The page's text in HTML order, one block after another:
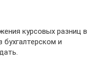
курсовых разниц в
и